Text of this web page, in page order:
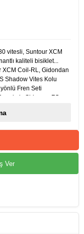
vitesli, Suntour XCM
kaliteli bisiklet...
XCM Coil-RL, Gidondan
Shadow Vites Kolu
Fren Seti
: Shimano FC-
X-King Sport
Ver